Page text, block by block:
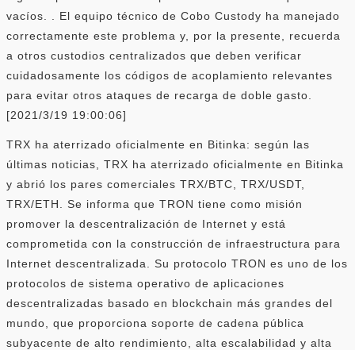
vacíos. . El equipo técnico de Cobo Custody ha manejado
correctamente este problema y, por la presente, recuerda
a otros custodios centralizados que deben verificar
cuidadosamente los códigos de acoplamiento relevantes
para evitar otros ataques de recarga de doble gasto.
[2021/3/19 19:00:06]
TRX ha aterrizado oficialmente en Bitinka: según las
últimas noticias, TRX ha aterrizado oficialmente en Bitinka
y abrió los pares comerciales TRX/BTC, TRX/USDT,
TRX/ETH. Se informa que TRON tiene como misión
promover la descentralización de Internet y está
comprometida con la construcción de infraestructura para
Internet descentralizada. Su protocolo TRON es uno de los
protocolos de sistema operativo de aplicaciones
descentralizadas basado en blockchain más grandes del
mundo, que proporciona soporte de cadena pública
subyacente de alto rendimiento, alta escalabilidad y alta